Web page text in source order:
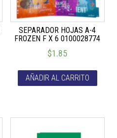
SEPARADOR HOJAS A-4
FROZEN F X 6 0100028774
$1.85
AÑADIR AL CARRITO